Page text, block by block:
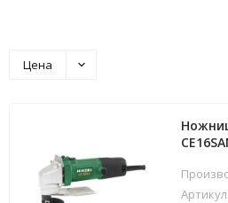
Цена
Артикул: